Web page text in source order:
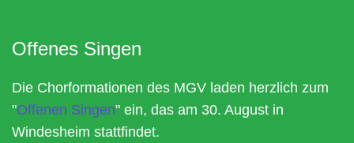
Offenes Singen
Die Chorformationen des MGV laden herzlich zum
"Offenen Singen" ein, das am 30. August in
Windesheim stattfindet.